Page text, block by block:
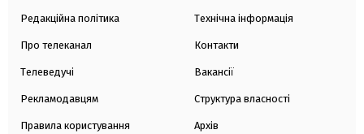
Редакційна політика
Про телеканал
Телеведучі
Рекламодавцям
Правила користування
Технічна інформація
Контакти
Вакансії
Структура власності
Архів